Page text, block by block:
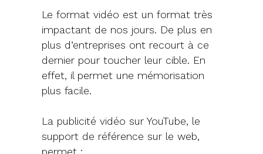
Le format vidéo est un format très
impactant de nos jours. De plus en
plus d’entreprises ont recourt à ce
dernier pour toucher leur cible. En
effet, il permet une mémorisation
plus facile.
La publicité vidéo sur YouTube, le
support de référence sur le web,